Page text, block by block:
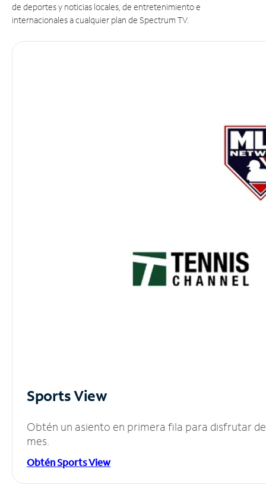
de deportes y noticias locales, de entretenimiento e
internacionales a cualquier plan de Spectrum TV.
Sports View
Obtén un asiento en primera fila para disfrutar
mes.
Obtén Sports View